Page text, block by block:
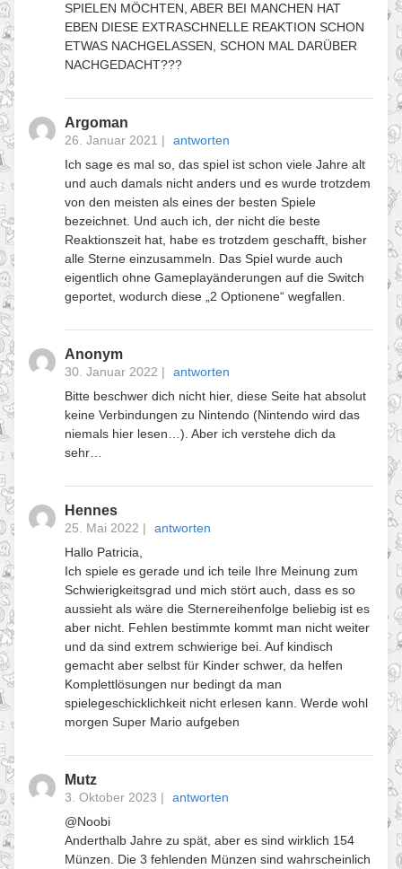
SPIELEN MÖCHTEN, ABER BEI MANCHEN HAT
EBEN DIESE EXTRASCHNELLE REAKTION SCHON
ETWAS NACHGELASSEN, SCHON MAL DARÜBER
NACHGEDACHT???
Argoman
26. Januar 2021 |
antworten
Ich sage es mal so, das spiel ist schon viele Jahre alt
und auch damals nicht anders und es wurde trotzdem
von den meisten als eines der besten Spiele
bezeichnet. Und auch ich, der nicht die beste
Reaktionszeit hat, habe es trotzdem geschafft, bisher
alle Sterne einzusammeln. Das Spiel wurde auch
eigentlich ohne Gameplayänderungen auf die Switch
geportet, wodurch diese „2 Optionene“ wegfallen.
Anonym
30. Januar 2022 |
antworten
Bitte beschwer dich nicht hier, diese Seite hat absolut
keine Verbindungen zu Nintendo (Nintendo wird das
niemals hier lesen…). Aber ich verstehe dich da
sehr…
Hennes
25. Mai 2022 |
antworten
Hallo Patricia,
Ich spiele es gerade und ich teile Ihre Meinung zum
Schwierigkeitsgrad und mich stört auch, dass es so
aussieht als wäre die Sternereihenfolge beliebig ist es
aber nicht. Fehlen bestimmte kommt man nicht weiter
und da sind extrem schwierige bei. Auf kindisch
gemacht aber selbst für Kinder schwer, da helfen
Komplettlösungen nur bedingt da man
spielegeschicklichkeit nicht erlesen kann. Werde wohl
morgen Super Mario aufgeben
Mutz
3. Oktober 2023 |
antworten
@Noobi
Anderthalb Jahre zu spät, aber es sind wirklich 154
Münzen. Die 3 fehlenden Münzen sind wahrscheinlich